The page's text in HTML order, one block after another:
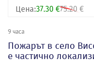
Цена:37.30 €75.20 €
9 часа
Пожарът в село
е частично